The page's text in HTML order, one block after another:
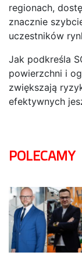
regionach,
znacznie
uczestników
Jak podkreśla
powierzchni i
zwiększają
efektywnych
POLECAMY